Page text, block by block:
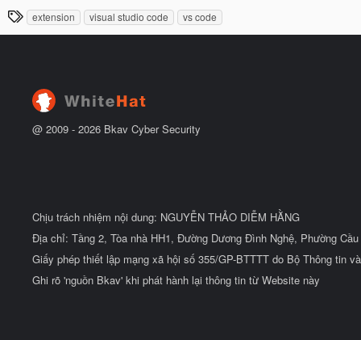
đ
ầ
u
y
u
T
h
extension visual studio code vs code
@ 2009 - 2026 Bkav Cyber Security
Chịu trách nhiệm nội dung: NGUYỄN THẢO DIỄM HẰNG
Địa chỉ: Tầng 2, Tòa nhà HH1, Đường Dương Đình Nghệ, Phường
Giấy phép thiết lập mạng xã hội số 355/GP-BTTTT do Bộ Thông tin
Ghi rõ 'nguồn Bkav' khi phát hành lại thông tin từ Website này